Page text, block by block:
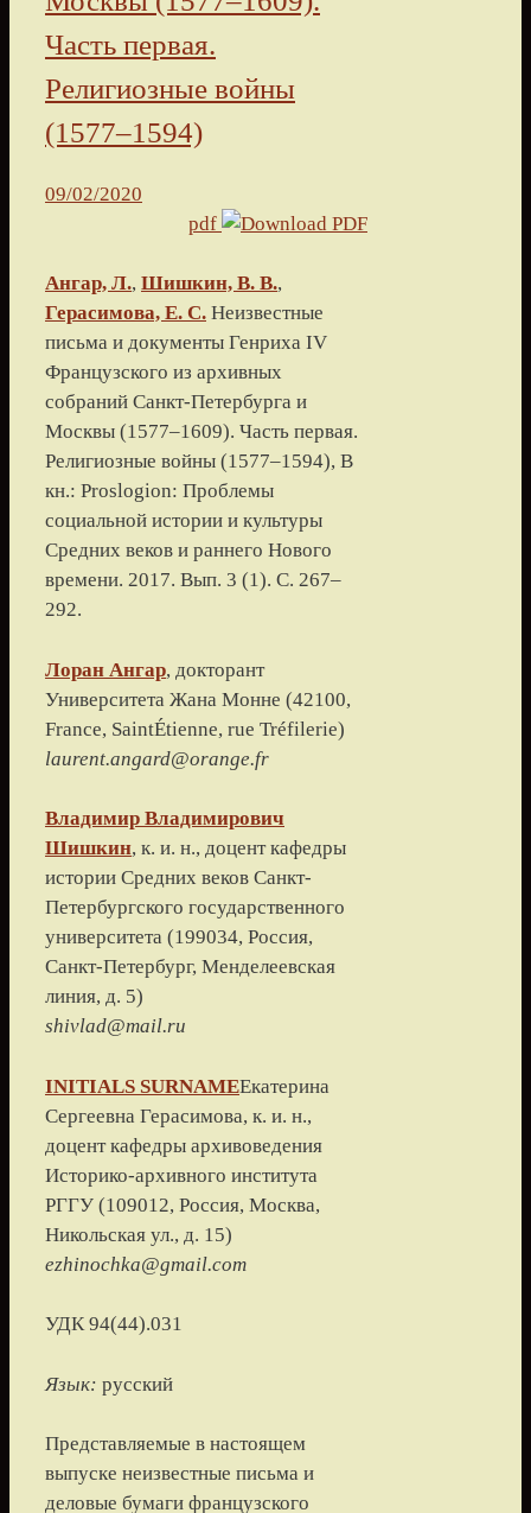
Часть первая.
Религиозные войны
(1577–1594)
09/02/2020
pdf
Ангар, Л., Шишкин, В. В.,
Герасимова, Е. С. Неизвестные
письма и документы Генриха IV
Французского из архивных
собраний Санкт-Петербурга и
Москвы (1577–1609). Часть первая.
Религиозные войны (1577–1594), В
кн.: Proslogion: Проблемы
социальной истории и культуры
Средних веков и раннего Нового
времени. 2017. Вып. 3 (1). С. 267–
292.
Лоран Ангар, докторант
Университета Жана Монне (42100,
France, SaintÉtienne, rue Tréfilerie)
laurent.angard@orange.fr
Владимир Владимирович
Шишкин, к. и. н., доцент кафедры
истории Средних веков Санкт-
Петербургского государственного
университета (199034, Россия,
Санкт-Петербург, Менделеевская
линия, д. 5)
shivlad@mail.ru
INITIALS SURNAMEЕкатерина
Сергеевна Герасимова, к. и. н.,
доцент кафедры архивоведения
Историко-архивного института
РГГУ (109012, Россия, Москва,
Никольская ул., д. 15)
ezhinochka@gmail.com
УДК 94(44).031
Язык: русский
Представляемые в настоящем
выпуске неизвестные письма и
деловые бумаги французского